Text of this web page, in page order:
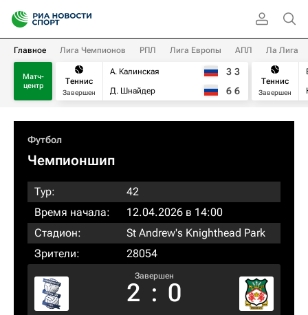
Главное Лига Чемпионов РПЛ Лига Европы АПЛ Ла Лига
Матч-
центр
Теннис
Завершен
А. Калинская
Д. Шнайдер
3 3
6 6
Теннис
Завершен
Футбол
Чемпионшип
Тур:
42
Время начала:
12.04.2026 в 14:00
Стадион:
St Andrew's Knighthead Park
Зрители:
28054
Завершен
2 : 0